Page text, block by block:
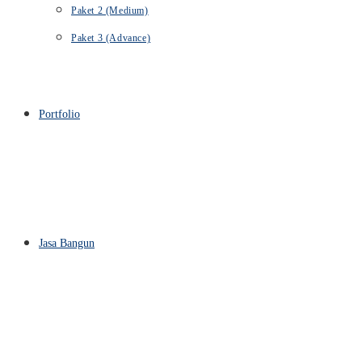
Paket 2 (Medium)
Paket 3 (Advance)
Portfolio
Jasa Bangun